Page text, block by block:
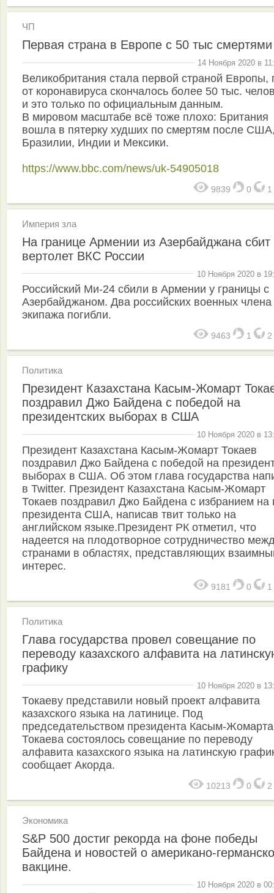
ЧП
Первая страна в Европе с 50 тыс смертями
14 Ноября 2020 в
Великобритания стала первой страной Европы,
от коронавируса скончалось более 50 тыс.
и это только по официальным данным.
В мировом масштабе всё тоже плохо: Британия
вошла в пятерку худших по смертям после
Бразилии, Индии и Мексики.
https://www.bbc.com/news/uk-54905018
9839 0 1
Империя зла
На границе Армении из Азербайджана сбит
вертолет ВКС России
10 Ноября 2020 в
Российский Ми-24 сбили в Армении у границы с
Азербайджаном. Два российских военных члена
экипажа погибли.
9463 1 2
Политика
Президент Казахстана Касым-Жомарт
поздравил Джо Байдена с победой на
президентских выборах в США
10 Ноября 2020 в
Президент Казахстана Касым-Жомарт Токаев
поздравил Джо Байдена с победой на
выборах в США. Об этом глава государства
в Twitter. Президент Казахстана Касым-Жомарт
Токаев поздравил Джо Байдена с избранием на
президента США, написав твит только на
английском языке.Президент РК отметил, что
надеется на плодотворное сотрудничество
странами в областях, представляющих
интерес.
9181 0 1
Политика
Глава государства провел совещание по
переводу казахского алфавита на
графику
10 Ноября 2020 в
Токаеву представили новый проект алфавита
казахского языка на латинице. Под
председательством президента Касым-Жомарта
Токаева состоялось совещание по переводу
алфавита казахского языка на латинскую
сообщает Акорда.
10213 0 2
Экономика
S&P 500 достиг рекорда на фоне победы
Байдена и новостей о американо-
вакцине.
10 Ноября 2020 в